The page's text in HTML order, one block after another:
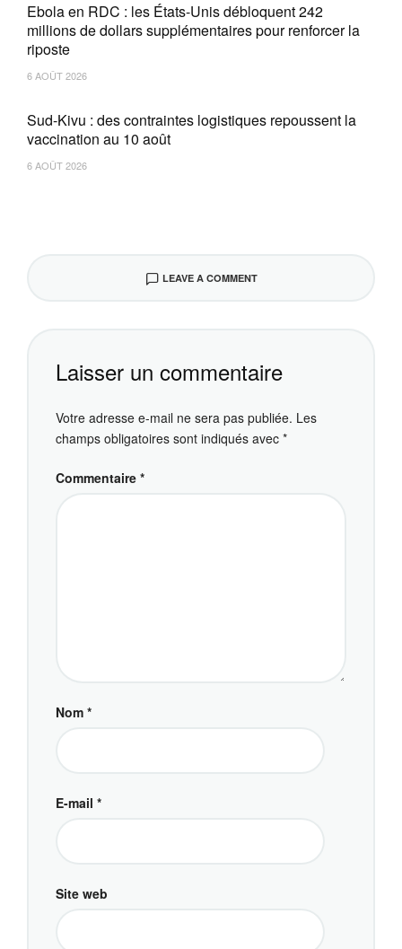
Ebola en RDC : les États-Unis débloquent 242
millions de dollars supplémentaires pour renforcer la
riposte
6 AOÛT 2026
Sud-Kivu : des contraintes logistiques repoussent la
vaccination au 10 août
6 AOÛT 2026
LEAVE A COMMENT
Laisser un commentaire
Votre adresse e-mail ne sera pas publiée. Les
champs obligatoires sont indiqués avec *
Commentaire *
Nom *
E-mail *
Site web